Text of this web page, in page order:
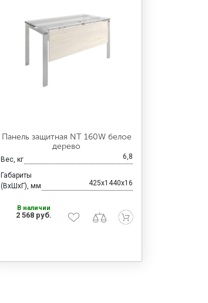
Панель защитная NT 160W белое
дерево
Вес, кг 6,8
Габариты
(ВхШхГ), мм
425x1440x16
В наличии
2 568 руб.